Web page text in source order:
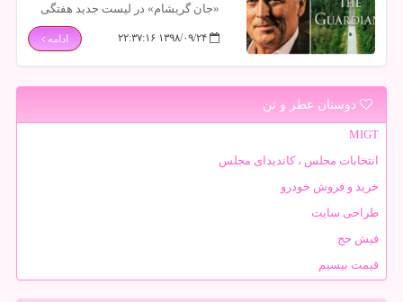
«جان گریشام» در لیست جدید هفتگی
پرفروش های داستانی نیویورك تایمز در
رتبه نخست قرار گرفته است.
۱۳۹۸/۰۹/۲۴ ۲۲:۳۷:۱۶ ادامه
دوستان عطر و تن
MIGT
انتخابات مجلس ، کاندیدای مجلس
خرید و فروش خودرو
طراحی سایت
فیش حج
قیمت بیسیم